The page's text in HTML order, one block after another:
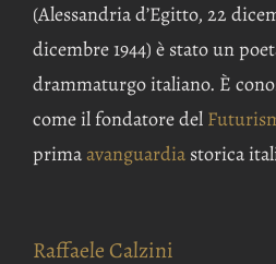
(Alessandria d’Egitto, 22
dicembre 1944) è stato un
drammaturgo italiano. È
come il fondatore del
prima avanguardiastorica
Raffaele Calzini